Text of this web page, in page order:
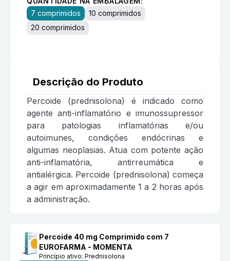
7 comprimidos
10 comprimidos
20 comprimidos
Descrição do Produto
Percoide (prednisolona) é indicado como
agente anti-inflamatório e imunossupressor
para patologias inflamatórias e/ou
autoimunes, condições endócrinas e
algumas neoplasias. Atua com potente ação
anti-inflamatória, antirreumática e
antialérgica. Percoide (prednisolona) começa
a agir em aproximadamente 1 a 2 horas após
a administração.
Percoide 40 mg Comprimido com 7
EUROFARMA - MOMENTA
Princípio ativo:Prednisolona